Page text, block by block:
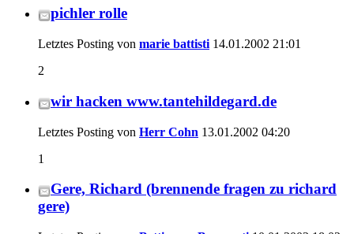
pichler rolle
Letztes Posting von marie battisti 14.01.2002 21:01
2
wir hacken www.tantehildegard.de
Letztes Posting von Herr Cohn 13.01.2002 04:20
1
Gere, Richard (brennende fragen zu richard
gere)